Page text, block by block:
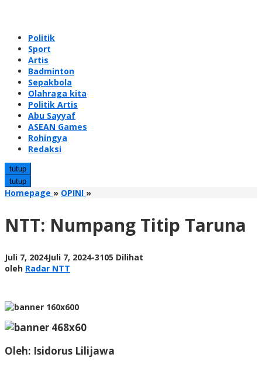
Politik
Sport
Artis
Badminton
Sepakbola
Olahraga kita
Politik Artis
Abu Sayyaf
ASEAN Games
Rohingya
Redaksi
tutup
tutup
Homepage » OPINI »NTT:
Taruna
NTT: Numpang Titip Taruna
Juli 7, 2024Juli 7, 2024oleh
-3105 Dilihat
oleh Radar NTT
Oleh: Isidorus Lilijawa